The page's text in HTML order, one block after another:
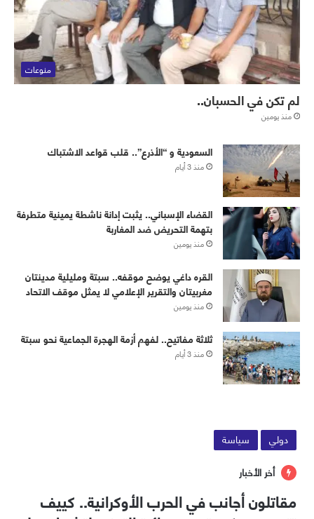
منوعات
لم تكن في الحسبان..
منذ يومين
‏⁧‫السعودية‬⁩ و “الأذرع”.. قلب قواعد الاشتباك
منذ 3 أيام
القضاء الإسباني.. يثبت إدانة ناشطة يمينية متطرفة
بتهمة التحريض ضد المغاربة
منذ يومين
القره داغي يوضح موقفه.. سبتة ومليلية مدينتان
مغربيتان والتقرير الإعلامي لا يمثل موقف الاتحاد
منذ يومين
ثلاثة مفاتيح.. لفهم أزمة الهجرة الجماعية نحو سبتة
منذ 3 أيام